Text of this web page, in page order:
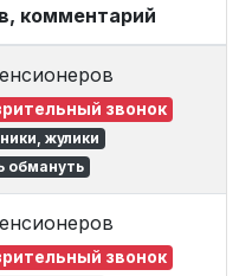
комментарий
звонок
жулики
обмануть
звонок